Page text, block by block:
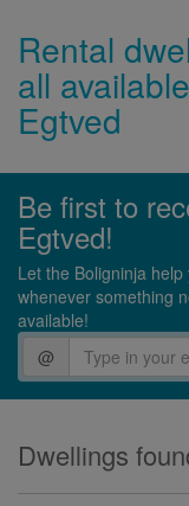
Rental
all
Egtved
Be first to
Egtved!
Let the Boligninja
whenever something
available!
@
Dwellings